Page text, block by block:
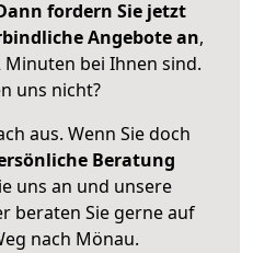
fordern Sie jetzt
Angebote an,
bei Ihnen sind.
uns nicht?
aus. Wenn Sie doch
Beratung
uns an und unsere
beraten Sie gerne auf
nach Mönau.